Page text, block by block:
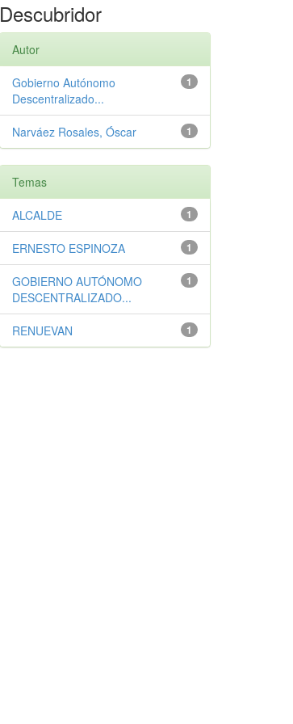
Descubridor
Autor
1
Gobierno Autónomo
Descentralizado...
1
Narváez Rosales, Óscar
Temas
1
ALCALDE
1
ERNESTO ESPINOZA
1
GOBIERNO AUTÓNOMO
DESCENTRALIZADO...
1
RENUEVAN